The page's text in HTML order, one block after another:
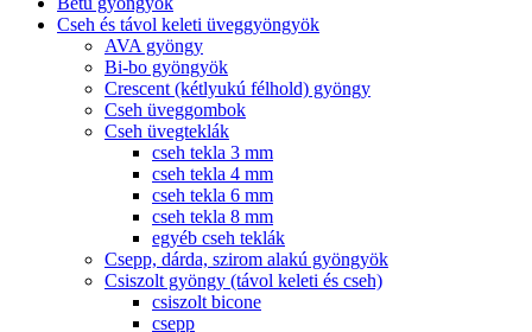
Cseh és távol keleti üveggyöngyök
AVA gyöngy
Bi-bo gyöngyök
Crescent (kétlyukú félhold) gyöngy
Cseh üveggombok
Cseh üvegteklák
cseh tekla 3 mm
cseh tekla 4 mm
cseh tekla 6 mm
cseh tekla 8 mm
egyéb cseh teklák
Csepp, dárda, szirom alakú gyöngyök
Csiszolt gyöngy (távol keleti és cseh)
csiszolt bicone
csepp